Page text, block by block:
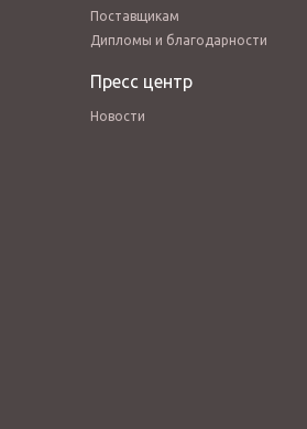
Поставщикам
Дипломы и благодарности
Пресс центр
Новости